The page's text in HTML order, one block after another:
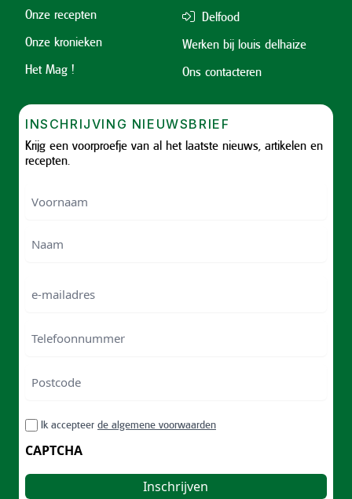
Onze recepten
Onze kronieken
Het Mag !
Delfood
Werken bij louis delhaize
Ons contacteren
INSCHRIJVING NIEUWSBRIEF
Krijg een voorproefje van al het laatste nieuws, artikelen en
recepten.
mailadres
/
Postal
RGPDIk accepteer de algemene voorwaarden
CAPTCHA